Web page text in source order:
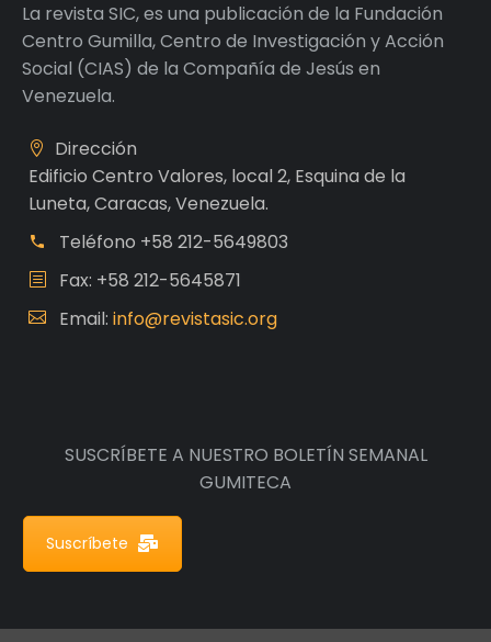
La revista SIC, es una publicación de la Fundación
Centro Gumilla, Centro de Investigación y Acción
Social (CIAS) de la Compañía de Jesús en
Venezuela.
Dirección
Edificio Centro Valores, local 2, Esquina de la
Luneta, Caracas, Venezuela.
Teléfono +58 212-5649803
Fax: +58 212-5645871
Email: info@revistasic.org
SUSCRÍBETE A NUESTRO BOLETÍN SEMANAL
GUMITECA
Suscríbete